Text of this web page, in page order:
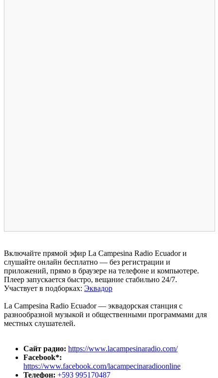
Включайте прямой эфир La Campesina Radio Ecuador и
слушайте онлайн бесплатно — без регистрации и
приложений, прямо в браузере на телефоне и компьютере.
Плеер запускается быстро, вещание стабильно 24/7.
Участвует в подборках: Эквадор
La Campesina Radio Ecuador — эквадорская станция с
разнообразной музыкой и общественными программами для
местных слушателей.
Сайт радио: https://www.lacampesinaradio.com/
Facebook*:
https://www.facebook.com/lacampecinaradioonline
Телефон: +593 995170487